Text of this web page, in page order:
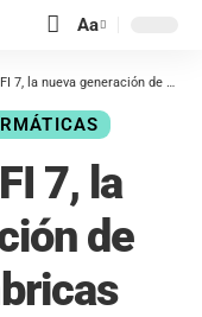
Aa
nueva generación de redes inalámbricas
7, la
de